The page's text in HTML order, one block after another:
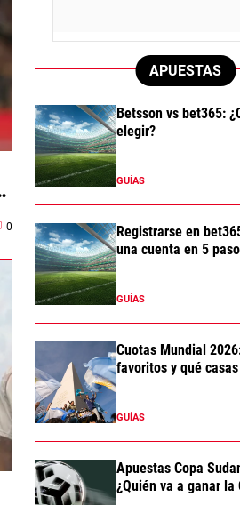
0
APUESTAS
Betsson vs bet365:
elegir?
GUÍAS
Registrarse en
una cuenta en 5
GUÍAS
Cuotas Mundial
favoritos y qué
GUÍAS
Apuestas Copa
¿Quién va a ganar la